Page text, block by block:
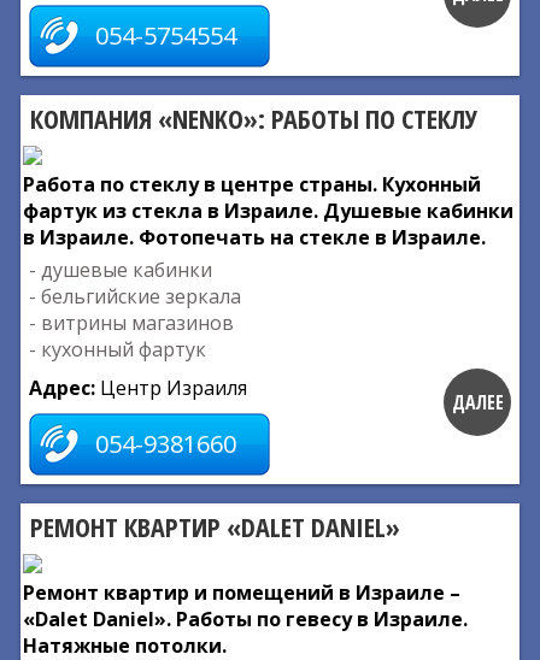
054-5754554
КОМПАНИЯ «NENKO»: РАБОТЫ ПО СТЕКЛУ
Работа по стеклу в центре страны. Кухонный
фартук из стекла в Израиле. Душевые кабинки
в Израиле. Фотопечать на стекле в Израиле.
- душевые кабинки
- бельгийские зеркала
- витрины магазинов
- кухонный фартук
Адрес: Центр Израиля
054-9381660
ДАЛЕЕ
РЕМОНТ КВАРТИР «DALET DANIEL»
Ремонт квартир и помещений в Израиле –
«Dalet Daniel». Работы по гевесу в Израиле.
Натяжные потолки.